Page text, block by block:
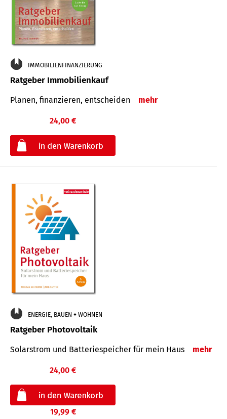
IMMOBILIENFINANZIERUNG
Ratgeber Immobilienkauf
Planen, finanzieren, entscheiden mehr
24,00 €
ENERGIE, BAUEN + WOHNEN
Ratgeber Photovoltaik
Solarstrom und Batteriespeicher für mein Haus mehr
24,00 €
19,99 €